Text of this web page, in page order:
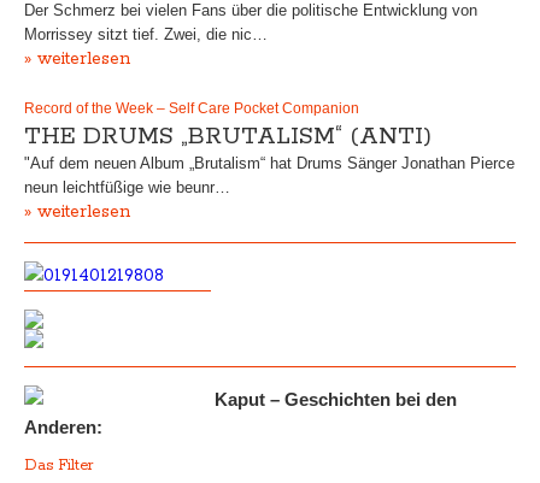
Der Schmerz bei vielen Fans über die politische Entwicklung von
Morrissey sitzt tief. Zwei, die nic…
» weiterlesen
Record of the Week – Self Care Pocket Companion
THE DRUMS „BRUTALISM“ (ANTI)
"Auf dem neuen Album „Brutalism“ hat Drums Sänger Jonathan Pierce
neun leichtfüßige wie beunr…
» weiterlesen
Kaput – Geschichten bei den
Anderen:
Das Filter